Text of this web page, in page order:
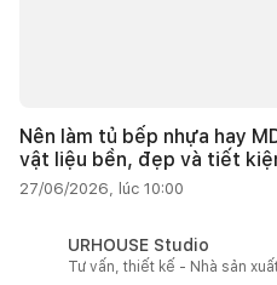
Nên làm tủ bếp nhựa hay
vật liệu bền, đẹp và tiết
27/06/2026, lúc 10:00
URHOUSE Studio
Tư vấn, thiết kế - Nhà sản